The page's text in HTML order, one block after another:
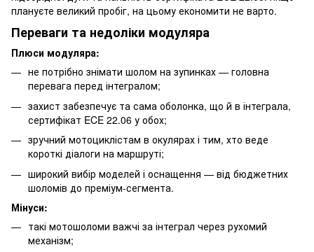
плануєте великий пробіг, на цьому економити не варто.
Переваги та недоліки модуляра
Плюси модуляра:
не потрібно знімати шолом на зупинках — головна
перевага перед інтегралом;
захист забезпечує та сама оболонка, що й в інтеграла,
сертифікат ECE 22.06 у обох;
зручний мотоциклістам в окулярах і тим, хто веде
короткі діалоги на маршруті;
широкий вибір моделей і оснащення — від бюджетних
шоломів до преміум-сегмента.
Мінуси:
такі мотошоломи важчі за інтеграл через рухомий
механізм;